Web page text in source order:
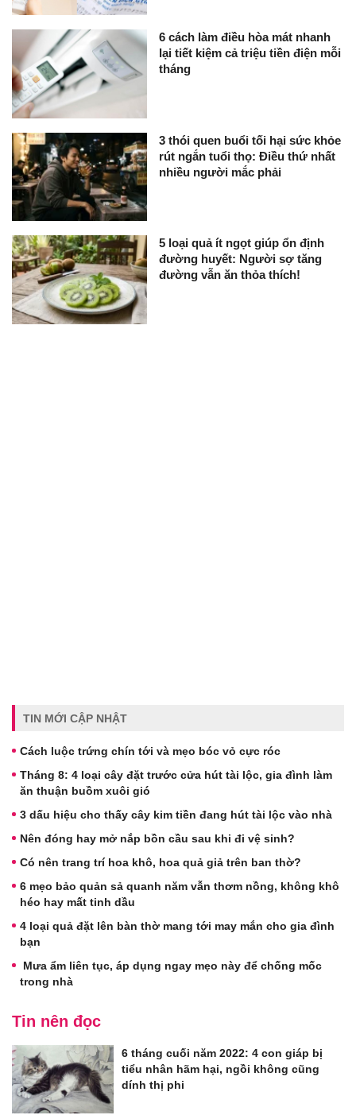
6 cách làm điều hòa mát nhanh
lại tiết kiệm cả triệu tiền điện mỗi
tháng
3 thói quen buổi tối hại sức khỏe
rút ngắn tuổi thọ: Điều thứ nhất
nhiều người mắc phải
5 loại quả ít ngọt giúp ổn định
đường huyết: Người sợ tăng
đường vẫn ăn thỏa thích!
TIN MỚI CẬP NHẬT
Cách luộc trứng chín tới và mẹo bóc vỏ cực róc
Tháng 8: 4 loại cây đặt trước cửa hút tài lộc, gia đình làm
ăn thuận buồm xuôi gió
3 dấu hiệu cho thấy cây kim tiền đang hút tài lộc vào nhà
Nên đóng hay mở nắp bồn cầu sau khi đi vệ sinh?
Có nên trang trí hoa khô, hoa quả giả trên ban thờ?
6 mẹo bảo quản sả quanh năm vẫn thơm nồng, không khô
héo hay mất tinh dầu
4 loại quả đặt lên bàn thờ mang tới may mắn cho gia đình
bạn
Mưa ẩm liên tục, áp dụng ngay mẹo này để chống mốc
trong nhà
Tin nên đọc
6 tháng cuối năm 2022: 4 con giáp bị
tiểu nhân hãm hại, ngồi không cũng
dính thị phi